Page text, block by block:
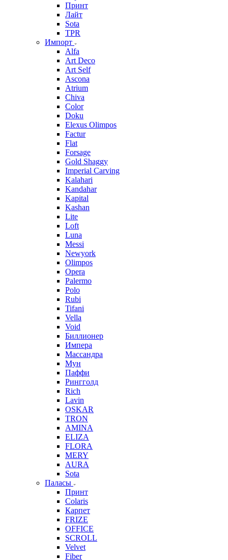
Принт
Лайт
Sota
TPR
Импорт
Alfa
Art Deco
Art Self
Ascona
Atrium
Chiva
Color
Doku
Elexus Olimpos
Factur
Flat
Forsage
Gold Shaggy
Imperial Carving
Kalahari
Kandahar
Kapital
Kashan
Lite
Loft
Luna
Messi
Newyork
Olimpos
Opera
Palermo
Polo
Rubi
Tifani
Vella
Void
Биллионер
Импера
Массандра
Мун
Паффи
Рингголд
Rich
Lavin
OSKAR
TRON
AMINA
ELIZA
FLORA
MERY
AURA
Sota
Паласы
Принт
Colaris
Карпет
FRIZE
OFFICE
SCROLL
Velvet
Fiber